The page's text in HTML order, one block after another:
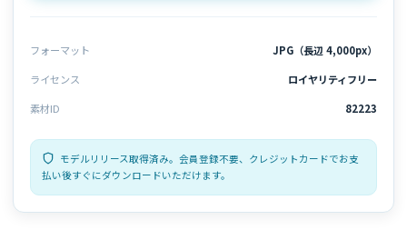
フォーマット
JPG（長辺 4,000px）
ライセンス
ロイヤリティフリー
素材ID
82223
モデルリリース取得済み。会員登録不要、クレジットカードでお支
払い後すぐにダウンロードいただけます。